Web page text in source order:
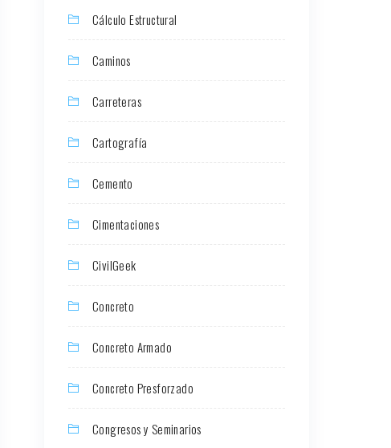
Cálculo Estructural
Caminos
Carreteras
Cartografía
Cemento
Cimentaciones
CivilGeek
Concreto
Concreto Armado
Concreto Presforzado
Congresos y Seminarios